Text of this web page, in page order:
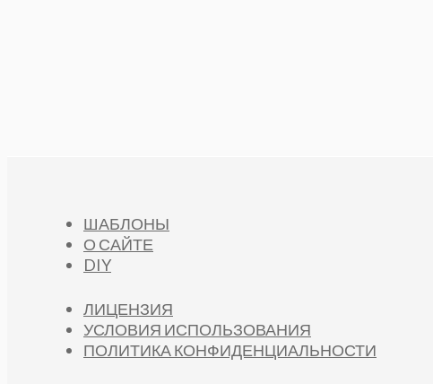
ШАБЛОНЫ
О САЙТЕ
DIY
ЛИЦЕНЗИЯ
УСЛОВИЯ ИСПОЛЬЗОВАНИЯ
ПОЛИТИКА КОНФИДЕНЦИАЛЬНОСТИ